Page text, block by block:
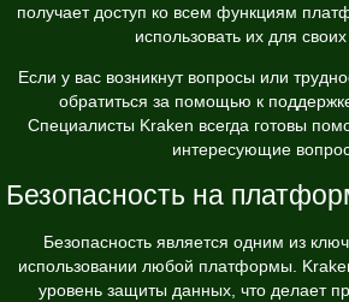
получает доступ ко всем функциям
использовать их для своих
Если у вас возникнут вопросы или
обратиться за помощью к
Специалисты Kraken всегда готовы
интересующие
Безопасность на
Безопасность является одним из
использовании любой платформы.
уровень защиты данных, что делает